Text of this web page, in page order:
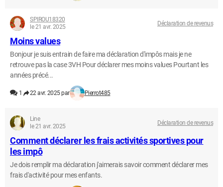
SPIROU18320
le 21 avr. 2025
Déclaration de revenus
Moins values
Bonjour je suis entrain de faire ma déclaration d'impôs mais je ne
retrouve pas la case 3VH Pour déclarer mes moins values Pourtant les
années précé...
1 22 avr. 2025 par Pierrot485
Line
le 21 avr. 2025
Déclaration de revenus
Comment déclarer les frais activités sportives pour
les impô
Je dois remplir ma déclaration j'aimerais savoir comment déclarer mes
frais d'activité pour mes enfants.